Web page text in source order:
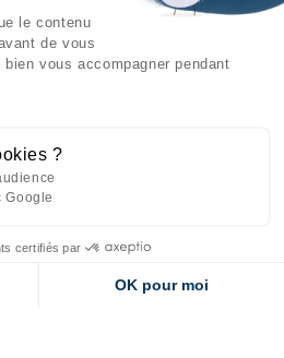
l'agence web Makeo
le contenu
de vous
vous accompagner pendant
?
Google
certifiés par
OK pour moi